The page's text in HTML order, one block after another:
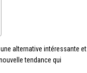
alternative intéressante et
tendance qui